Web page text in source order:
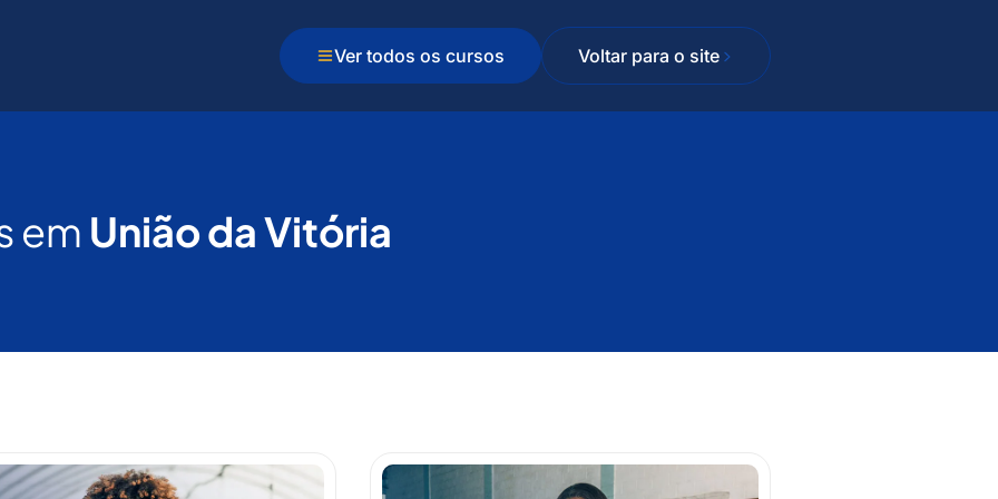
Ver todos os cursos Voltar para o site
em União da Vitória